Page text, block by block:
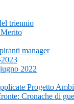
triennio
manager
2022
Progetto
Cronache di